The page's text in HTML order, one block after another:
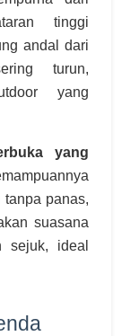
tinggi
andal dari
turun,
yang
yang
tanpa panas,
suasana
sejuk, ideal